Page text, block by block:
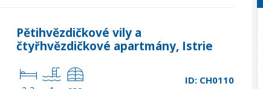
Pětihvězdičkové vily a
čtyřhvězdičkové apartmány, Istrie
ID: CH0110